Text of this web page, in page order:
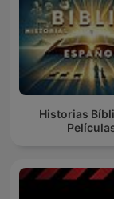
Historias